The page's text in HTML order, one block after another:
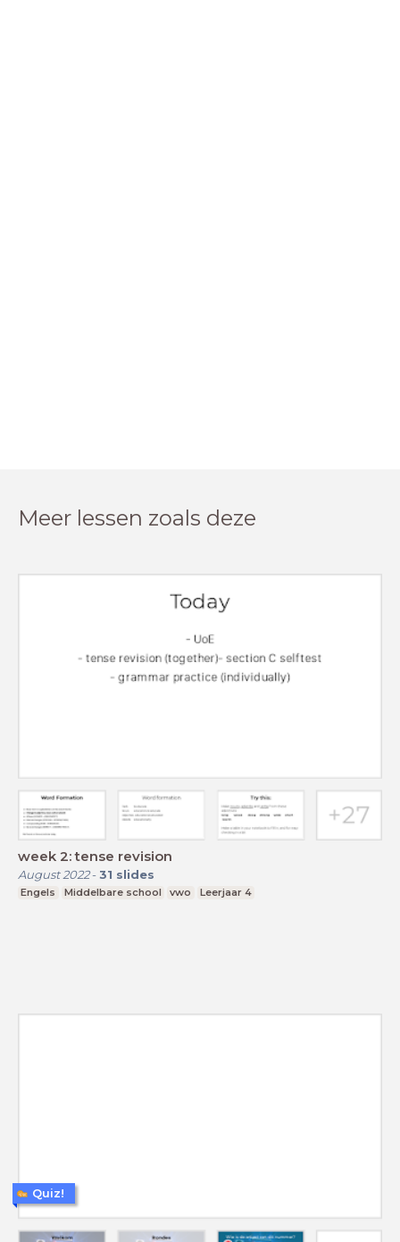
Meer lessen zoals deze
week 2: tense revision
August 2022- 31 slides
Engels Middelbare school vwo Leerjaar 4
Quiz!